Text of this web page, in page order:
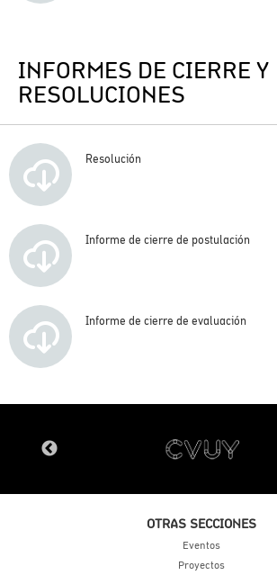
INFORMES DE CIERRE Y
RESOLUCIONES
Resolución
Informe de cierre de postulación
Informe de cierre de evaluación
OTRAS SECCIONES
Eventos
Proyectos